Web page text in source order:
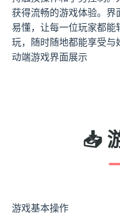
获得流畅的游戏体验。
易懂，让每一位玩家都
玩，随时随地都能享受
动端游戏界面展示
📥
游戏基本操作